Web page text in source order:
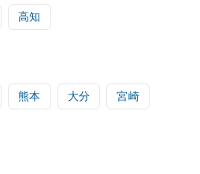
高知
熊本 大分 宮崎